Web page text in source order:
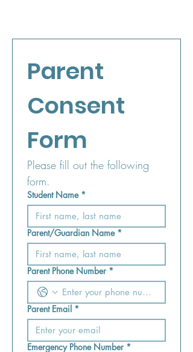
Parent
Consent
Form
Please fill out the following
form.
Student Name *
Parent/Guardian Name *
Parent Phone Number *
Parent Email *
Emergency Phone Number *